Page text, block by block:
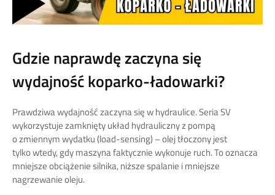
Gdzie naprawdę zaczyna się
wydajność koparko-ładowarki?
Prawdziwa wydajność zaczyna się w hydraulice. Seria SV
wykorzystuje zamknięty układ hydrauliczny z pompą
o zmiennym wydatku (load-sensing) – olej tłoczony jest
tylko wtedy, gdy maszyna faktycznie wykonuje ruch. To oznacza
mniejsze obciążenie silnika, niższe spalanie i mniejsze
nagrzewanie oleju.